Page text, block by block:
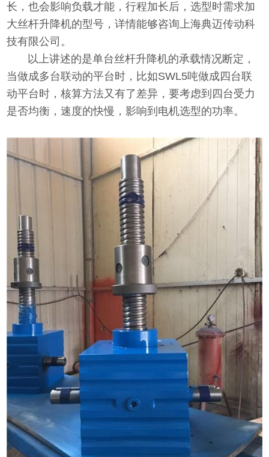
长，也会影响负载才能，行程加长后，选型时需求加
大丝杆升降机的型号，详情能够咨询上海典迈传动科
技有限公司。
以上讲述的是单台丝杆升降机的承载情况断定，
当做成多台联动的平台时，比如SWL5吨做成四台联
动平台时，核算方法又有了差异，要考虑到四台受力
是否均衡，速度的快慢，影响到电机选型的功率。